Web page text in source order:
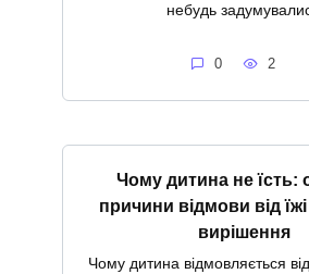
небудь
0 2
Чому дитина не їсть:
причини відмови від
вирішення
Чому дитина відмовляється